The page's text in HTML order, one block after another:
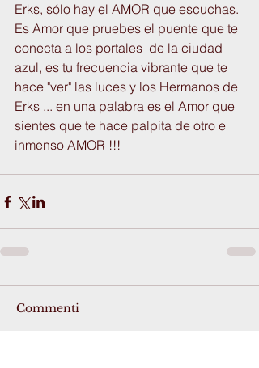
Erks, sólo hay el AMOR que escuchas.
Es Amor que pruebes el puente que te
conecta a los portales  de la ciudad
azul, es tu frecuencia vibrante que te
hace "ver" las luces y los Hermanos de
Erks ... en una palabra es el Amor que
sientes que te hace palpita de otro e
inmenso AMOR !!!
Commenti